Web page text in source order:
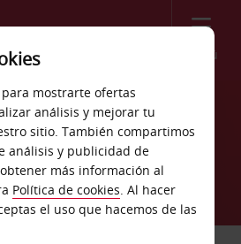
Menú
coches
mostrarte ofertas
análisis y mejorar tu
sitio. También compartimos
análisis y publicidad de
más información al
Política de cookies. Al hacer
el uso que hacemos de las